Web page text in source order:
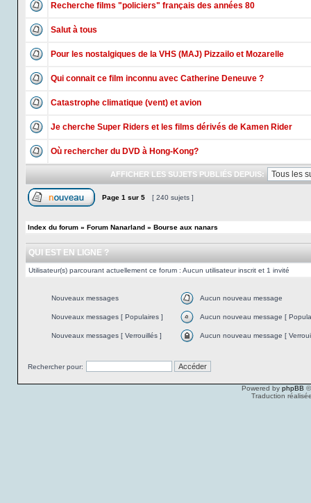
Recherche films "policiers" français des années 80
Salut à tous
Pour les nostalgiques de la VHS (MAJ) Pizzailo et Mozarelle
Qui connait ce film inconnu avec Catherine Deneuve ?
Catastrophe climatique (vent) et avion
Je cherche Super Riders et les films dérivés de Kamen Rider
Où rechercher du DVD à Hong-Kong?
AFFICHER LES SUJETS PUBLIÉS DEPUIS:
Page 1 sur 5 [ 240 sujets ]
Index du forum » Forum Nanarland » Bourse aux nanars
QUI EST EN LIGNE ?
Utilisateur(s) parcourant actuellement ce forum : Aucun utilisateur inscrit et 1 invité
Nouveaux messages Aucun nouveau message
Nouveaux messages [ Populaires ] Aucun nouveau message [
Nouveaux messages [ Verrouillés ] Aucun nouveau message [
Rechercher pour:
Powered by phpBB
Traduction